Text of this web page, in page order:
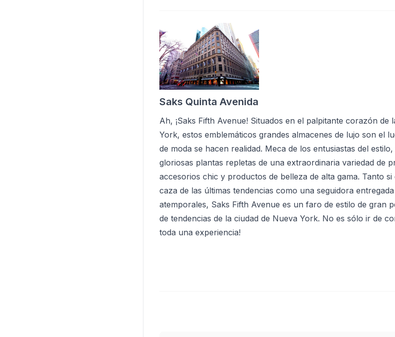
Saks Quinta Avenida
Ah, ¡Saks Fifth Avenue! Situados en el palpitante corazón de
York, estos emblemáticos grandes almacenes de lujo son el
de moda se hacen realidad. Meca de los entusiastas del
gloriosas plantas repletas de una extraordinaria variedad de
accesorios chic y productos de belleza de alta gama. Tanto si
caza de las últimas tendencias como una seguidora
atemporales, Saks Fifth Avenue es un faro de estilo de gran
de tendencias de la ciudad de Nueva York. No es sólo ir de
toda una experiencia!